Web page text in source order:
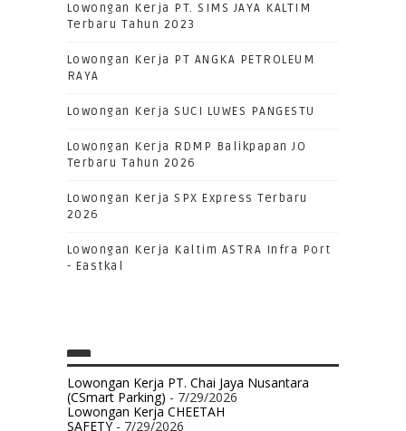
Lowongan Kerja PT. SIMS JAYA KALTIM
Terbaru Tahun 2023
Lowongan Kerja PT ANGKA PETROLEUM
RAYA
Lowongan Kerja SUCI LUWES PANGESTU
Lowongan Kerja RDMP Balikpapan JO
Terbaru Tahun 2026
Lowongan Kerja SPX Express Terbaru
2026
Lowongan Kerja Kaltim ASTRA Infra Port
- Eastkal
Lowongan Kerja PT. Chai Jaya Nusantara
(CSmart Parking) - 7/29/2026
Lowongan Kerja CHEETAH
SAFETY- 7/29/2026